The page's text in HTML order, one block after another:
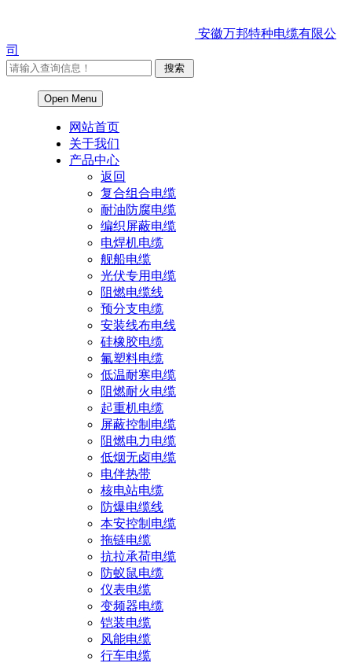
安徽万邦特种电缆有限公
司
Open Menu
网站首页
关于我们
产品中心
返回
复合组合电缆
耐油防腐电缆
编织屏蔽电缆
电焊机电缆
舰船电缆
光伏专用电缆
阻燃电缆线
预分支电缆
安装线布电线
硅橡胶电缆
氟塑料电缆
低温耐寒电缆
阻燃耐火电缆
起重机电缆
屏蔽控制电缆
阻燃电力电缆
低烟无卤电缆
电伴热带
核电站电缆
防爆电缆线
本安控制电缆
拖链电缆
抗拉承荷电缆
防蚁鼠电缆
仪表电缆
变频器电缆
铠装电缆
风能电缆
行车电缆